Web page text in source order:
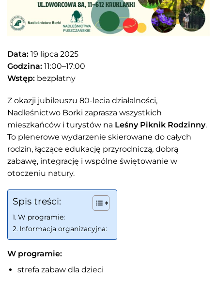
Data: 19 lipca 2025
Godzina: 11:00–17:00
Wstęp: bezpłatny
Z okazji jubileuszu 80-lecia działalności,
Nadleśnictwo Borki zaprasza wszystkich
mieszkańców i turystów na Leśny Piknik Rodzinny.
To plenerowe wydarzenie skierowane do całych
rodzin, łączące edukację przyrodniczą, dobrą
zabawę, integrację i wspólne świętowanie w
otoczeniu natury.
Spis treści:
W programie:
Informacja organizacyjna:
W programie:
strefa zabaw dla dzieci